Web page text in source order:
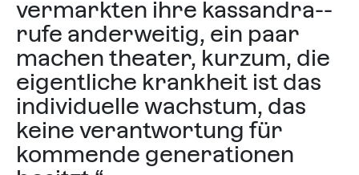
vermarkten ihre kassan­dra-­
rufe anderweitig, ein paar
machen theater, kurzum, die
eigentliche krankheit ist das
individuelle wachstum, das
keine verantwortung für
kommende generationen